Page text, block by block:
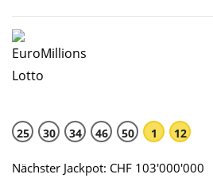
25 30 34 46 50 1 12
Nächster Jackpot: CHF 103'000'000